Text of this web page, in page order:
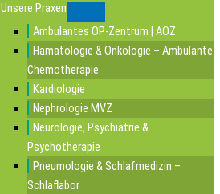
Unsere Praxen
Ambulantes OP-Zentrum | AOZ
Hämatologie & Onkologie – Ambulante
Chemotherapie
Kardiologie
Nephrologie MVZ
Neurologie, Psychiatrie &
Psychotherapie
Pneumologie & Schlafmedizin –
Schlaflabor